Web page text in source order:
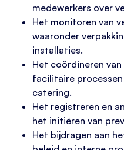
medewerkers over
Het monitoren van
waaronder
installaties.
Het coördineren
facilitaire
catering.
Het registreren en
het initiëren van
Het bijdragen aan